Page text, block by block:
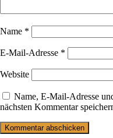
Name *
E-Mail-Adresse *
Website
Name, E-Mail-Adresse
nächsten Kommentar